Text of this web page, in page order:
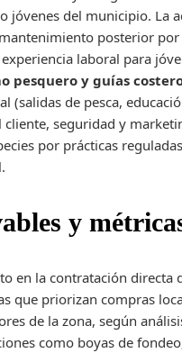
jóvenes del municipio. La
posterior
laboral para
pesquero y guías
(salidas de pesca,
seguridad y
por prácticas
y
en la contratación directa
que priorizan compras
de la zona, según
como boyas de